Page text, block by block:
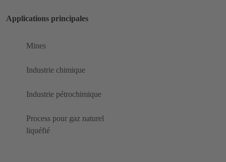
Applications principales
Mines
Industrie chimique
Industrie pétrochimique
Process pour gaz naturel
liquéfié